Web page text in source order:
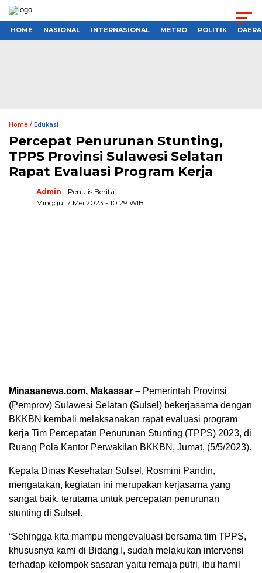
HOME NASIONAL INTERNASIONAL METRO POLITIK
Home / Edukasi
Percepat Penurunan Stunting,
TPPS Provinsi Sulawesi Selatan
Rapat Evaluasi Program Kerja
Admin - Penulis Berita
Minggu, 7 Mei 2023 - 10:29 WIB
Minasanews.com, Makassar – Pemerintah Provinsi
(Pemprov) Sulawesi Selatan (Sulsel) bekerjasama dengan
BKKBN kembali melaksanakan rapat evaluasi program
kerja Tim Percepatan Penurunan Stunting (TPPS) 2023, di
Ruang Pola Kantor Perwakilan BKKBN, Jumat, (5/5/2023).
Kepala Dinas Kesehatan Sulsel, Rosmini Pandin,
mengatakan, kegiatan ini merupakan kerjasama yang
sangat baik, terutama untuk percepatan penurunan
stunting di Sulsel.
“Sehingga kita mampu mengevaluasi bersama tim TPPS,
khususnya kami di Bidang I, sudah melakukan intervensi
terhadap kelompok sasaran yaitu remaja putri, ibu hamil